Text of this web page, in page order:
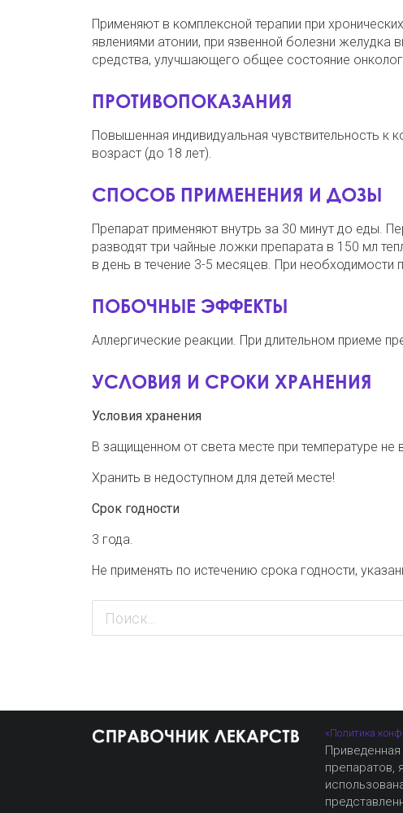
Применяют в комплексной терапии при
явлениями атонии, при язвенной болезни
средства, улучшающего общее состояние
ПРОТИВОПОКАЗАНИЯ
Повышенная индивидуальная чувствительность к
возраст (до 18 лет).
СПОСОБ ПРИМЕНЕНИЯ И ДОЗЫ
Препарат применяют внутрь за 30 минут до еды.
разводят три чайные ложки препарата в 150 мл
в день в течение 3-5 месяцев. При
ПОБОЧНЫЕ ЭФФЕКТЫ
Аллергические реакции. При длительном приеме
УСЛОВИЯ И СРОКИ ХРАНЕНИЯ
Условия хранения
В защищенном от света месте при температуре не
Хранить в недоступном для детей месте!
Срок годности
3 года.
Не применять по истечению срока годности,
«Политика
препаратов,